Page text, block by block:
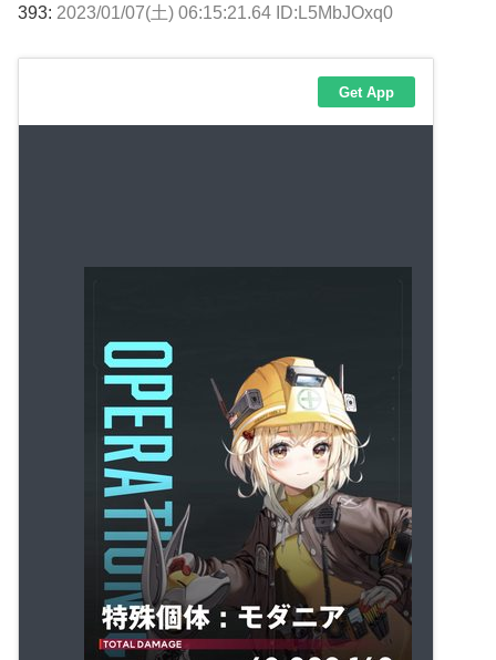
393: 2023/01/07(土) 06:15:21.64 ID:L5MbJOxq0